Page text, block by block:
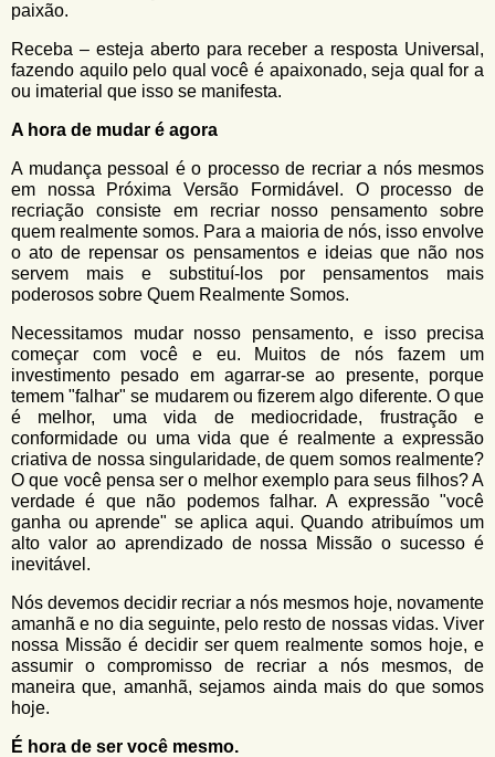
paixão.
Receba – esteja aberto para receber a resposta Universal,
fazendo aquilo pelo qual você é apaixonado, seja qual for a
ou imaterial que isso se manifesta.
A hora de mudar é agora
A mudança pessoal é o processo de recriar a nós mesmos
em nossa Próxima Versão Formidável. O processo de
recriação consiste em recriar nosso pensamento sobre
quem realmente somos. Para a maioria de nós, isso envolve
o ato de repensar os pensamentos e ideias que não nos
servem mais e substituí-los por pensamentos mais
poderosos sobre Quem Realmente Somos.
Necessitamos mudar nosso pensamento, e isso precisa
começar com você e eu. Muitos de nós fazem um
investimento pesado em agarrar-se ao presente, porque
temem "falhar" se mudarem ou fizerem algo diferente. O que
é melhor, uma vida de mediocridade, frustração e
conformidade ou uma vida que é realmente a expressão
criativa de nossa singularidade, de quem somos realmente?
O que você pensa ser o melhor exemplo para seus filhos? A
verdade é que não podemos falhar. A expressão "você
ganha ou aprende" se aplica aqui. Quando atribuímos um
alto valor ao aprendizado de nossa Missão o sucesso é
inevitável.
Nós devemos decidir recriar a nós mesmos hoje, novamente
amanhã e no dia seguinte, pelo resto de nossas vidas. Viver
nossa Missão é decidir ser quem realmente somos hoje, e
assumir o compromisso de recriar a nós mesmos, de
maneira que, amanhã, sejamos ainda mais do que somos
hoje.
É hora de ser você mesmo.